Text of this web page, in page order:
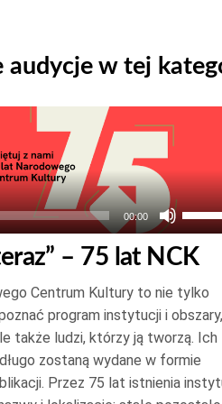
audycje w tej
00:00
do
góry
oraz
do
dołu
aby
– 75 lat NCK
Centrum Kultury to nie tylko
program instytucji i
także ludzi, którzy ją tworzą. Ich
zostaną wydane w formie
Przez 75 lat istnienia